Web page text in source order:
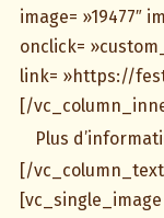
image= »19477″
onclick=
link= »https://
[/
Plus
[/